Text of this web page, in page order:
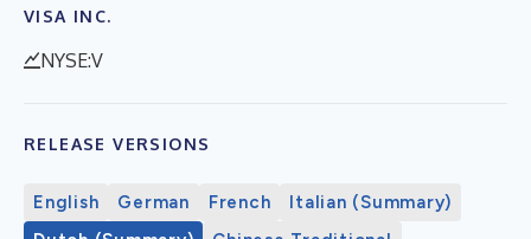
VISA INC.
NYSE:V
RELEASE VERSIONS
English German French
Italian (Summary)